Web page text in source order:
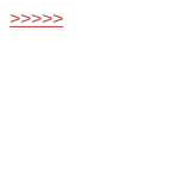
>>>>>